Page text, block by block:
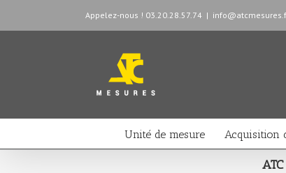
Appelez-nous ! 03.20.28.57.74 |
Unité de mesure Acquisition